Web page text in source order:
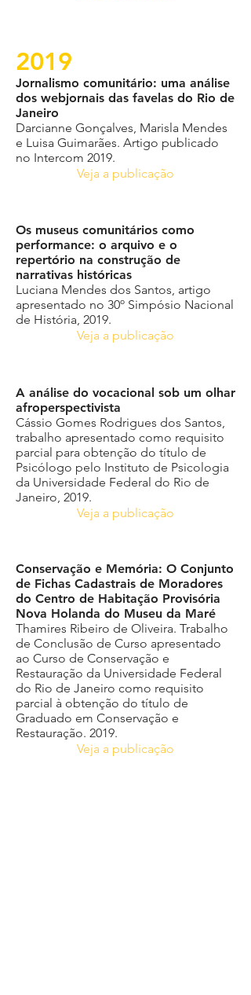
2019
Jornalismo comunitário: uma análise
dos webjornais das favelas do Rio de
Janeiro
Darcianne Gonçalves, Marisla Mendes
e Luisa Guimarães. Artigo publicado
no Intercom 2019.
Veja a publicação
Os museus comunitários como
performance: o arquivo e o
repertório na construção de
narrativas históricas
Luciana Mendes dos Santos, artigo
apresentado no 30º Simpósio Nacional
de História, 2019.
Veja a publicação
A análise do vocacional sob um olhar
afroperspectivista
Cássio Gomes Rodrigues dos Santos,
trabalho apresentado como requisito
parcial para obtenção do título de
Psicólogo pelo Instituto de Psicologia
da Universidade Federal do Rio de
Janeiro, 2019.
Veja a publicação
Conservação e Memória: O Conjunto
de Fichas Cadastrais de Moradores
do Centro de Habitação Provisória
Nova Holanda do Museu da Maré
Thamires Ribeiro de Oliveira. Trabalho
de Conclusão de Curso apresentado
ao Curso de Conservação e
Restauração da Universidade Federal
do Rio de Janeiro como requisito
parcial à obtenção do título de
Graduado em Conservação e
Restauração. 2019.
Veja a publicação